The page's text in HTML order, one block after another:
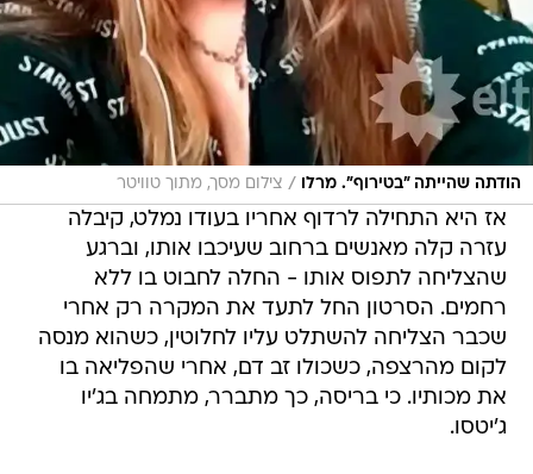
הודתה שהייתה "בטירוף". מרלו / צילום מסך, מתוך טוויטר
אז היא התחילה לרדוף אחריו בעודו נמלט, קיבלה
עזרה קלה מאנשים ברחוב שעיכבו אותו, וברגע
שהצליחה לתפוס אותו - החלה לחבוט בו ללא
רחמים. הסרטון החל לתעד את המקרה רק אחרי
שכבר הצליחה להשתלט עליו לחלוטין, כשהוא מנסה
לקום מהרצפה, כשכולו זב דם, אחרי שהפליאה בו
את מכותיו. כי בריסה, כך מתברר, מתמחה בג'יו
ג'יטסו.